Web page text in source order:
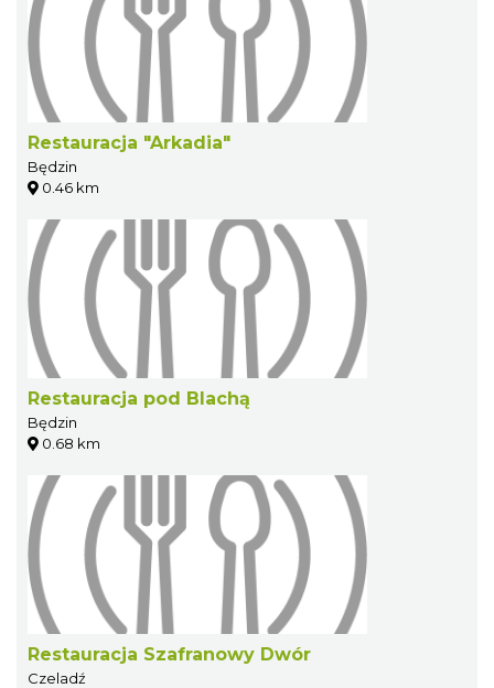
Restauracja "Arkadia"
Będzin
0.46 km
Restauracja pod Blachą
Będzin
0.68 km
Restauracja Szafranowy Dwór
Czeladź